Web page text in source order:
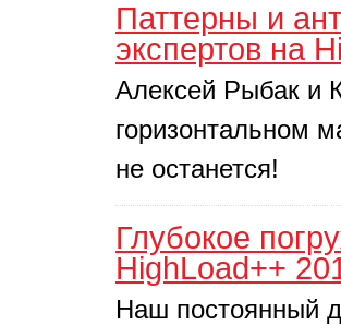
Паттерны и
экспертов на
Алексей Рыбак и
горизонтальном
не останется!
Глубокое
HighLoad++
Наш постоянный